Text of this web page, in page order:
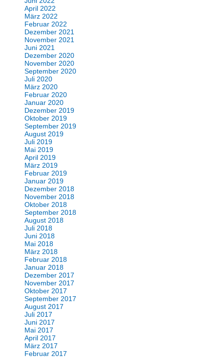
April 2022
März 2022
Februar 2022
Dezember 2021
November 2021
Juni 2021
Dezember 2020
November 2020
September 2020
Juli 2020
März 2020
Februar 2020
Januar 2020
Dezember 2019
Oktober 2019
September 2019
August 2019
Juli 2019
Mai 2019
April 2019
März 2019
Februar 2019
Januar 2019
Dezember 2018
November 2018
Oktober 2018
September 2018
August 2018
Juli 2018
Juni 2018
Mai 2018
März 2018
Februar 2018
Januar 2018
Dezember 2017
November 2017
Oktober 2017
September 2017
August 2017
Juli 2017
Juni 2017
Mai 2017
April 2017
März 2017
Februar 2017